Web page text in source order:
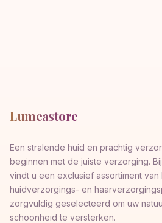
Lumeastore
Een stralende huid en prachtig
beginnen met de juiste verzorging.
vindt u een exclusief assortiment
huidverzorgings- en
zorgvuldig geselecteerd om uw
schoonheid te versterken.